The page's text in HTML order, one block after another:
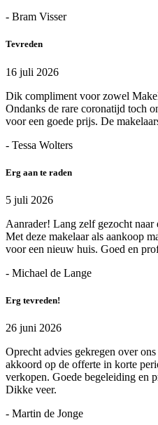
- Bram Visser
Tevreden
16 juli 2026
Dik compliment voor zowel
Ondanks de rare coronatijd toch
voor een goede prijs. De
- Tessa Wolters
Erg aan te raden
5 juli 2026
Aanrader! Lang zelf gezocht naar
Met deze makelaar als aankoop
voor een nieuw huis. Goed en
- Michael de Lange
Erg tevreden!
26 juni 2026
Oprecht advies gekregen over
akkoord op de offerte in korte
verkopen. Goede begeleiding en
Dikke veer.
- Martin de Jonge